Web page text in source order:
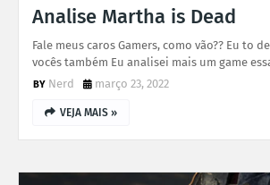
Analise Martha is Dead
Fale meus caros Gamers, como vão?? Eu to
vocês também Eu analisei mais um game
Nerd
março 23, 2022
VEJA MAIS »